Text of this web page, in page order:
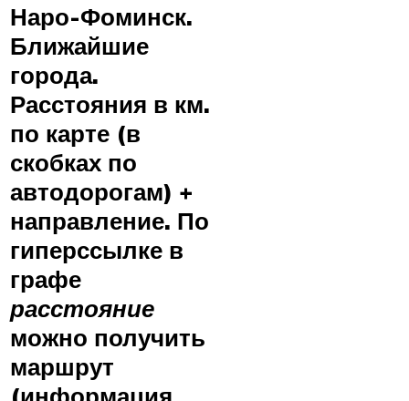
Наро-Фоминск.
Ближайшие
города.
Расстояния в км.
по карте (в
скобках по
автодорогам) +
направление. По
гиперссылке в
графе
расстояние
можно получить
маршрут